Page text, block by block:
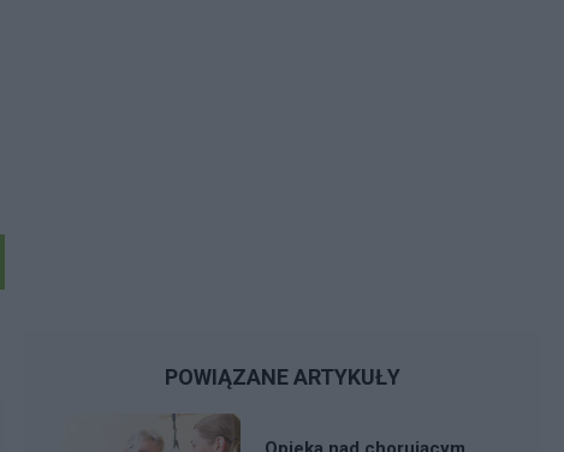
POWIĄZANE ARTYKUŁY